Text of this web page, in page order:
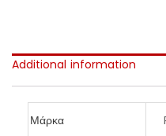
Additional information
Μάρκα